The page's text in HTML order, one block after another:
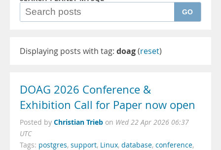
GO
Displaying posts with tag: doag(reset)
DOAG 2026 Conference &
Exhibition Call for Paper now open
Posted by Christian Trieb on Wed 22 Apr 2026 06:37
UTC
Tags: postgres, support, Linux, database, conference,